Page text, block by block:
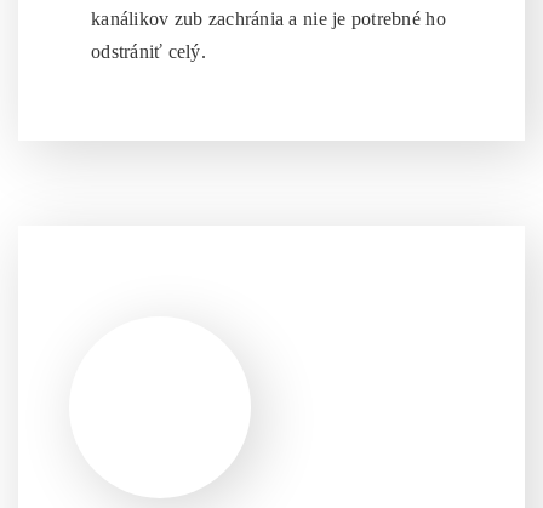
kanálikov zub zachránia a nie je potrebné ho
odstrániť celý.